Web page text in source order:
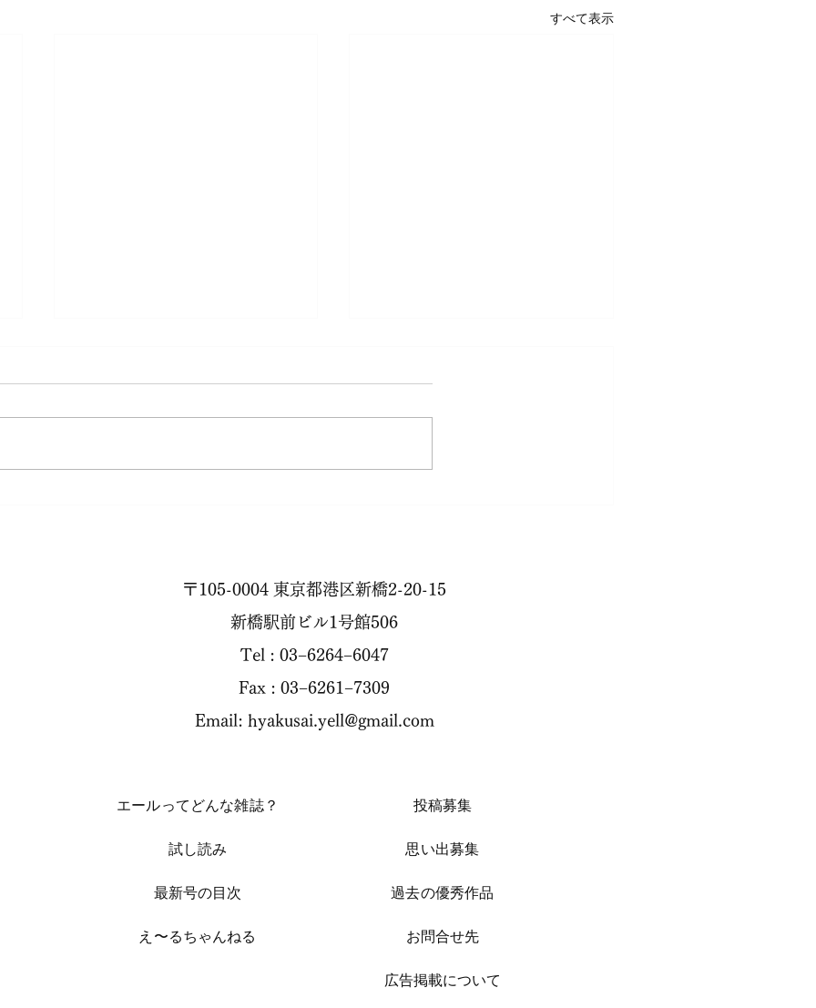
すべて表示
秋が早い！
〒105-0004 東京都港区新橋2-20-15
新橋駅前ビル1号館506
Tel : 03−6264−6047
Fax : 03−6261−7309
Email: hyakusai.yell@gmail.com
エールってどんな雑誌？
試し読み
​最新号の目次
​え〜るちゃんねる
投稿募集
思い出募集
過去の優秀作品
お問合せ先
​広告掲載について